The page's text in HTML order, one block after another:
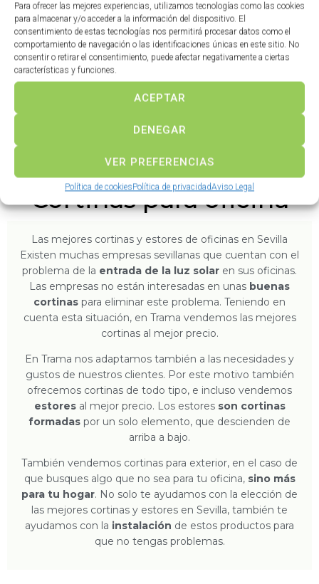
Para ofrecer las mejores experiencias, utilizamos tecnologías como las cookies
para almacenar y/o acceder a la información del dispositivo. El
consentimiento de estas tecnologías nos permitirá procesar datos como el
comportamiento de navegación o las identificaciones únicas en este sitio. No
consentir o retirar el consentimiento, puede afectar negativamente a ciertas
características y funciones.
ACEPTAR
DENEGAR
VER PREFERENCIAS
Política de cookiesPolítica de privacidadAviso Legal
Cortinas para oficina
Las mejores cortinas y estores de oficinas en Sevilla
Existen muchas empresas sevillanas que cuentan con el
problema de la entrada de la luz solar en sus oficinas.
Las empresas no están interesadas en unas buenas
cortinas para eliminar este problema. Teniendo en
cuenta esta situación, en Trama vendemos las mejores
cortinas al mejor precio.
En Trama nos adaptamos también a las necesidades y
gustos de nuestros clientes. Por este motivo también
ofrecemos cortinas de todo tipo, e incluso vendemos
estores al mejor precio. Los estores son cortinas
formadas por un solo elemento, que descienden de
arriba a bajo.
También vendemos cortinas para exterior, en el caso de
que busques algo que no sea para tu oficina, sino más
para tu hogar. No solo te ayudamos con la elección de
las mejores cortinas y estores en Sevilla, también te
ayudamos con la instalación de estos productos para
que no tengas problemas.